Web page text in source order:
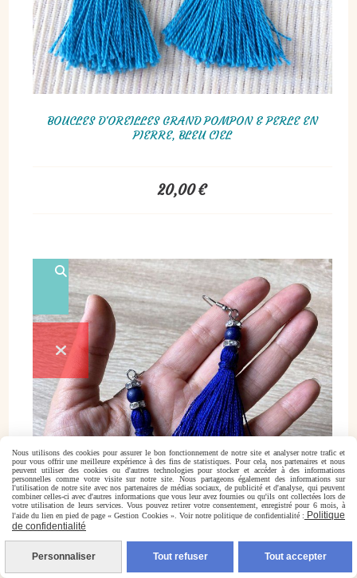
BOUCLES D'OREILLES GRAND POMPON & PERLE EN
PIERRE, BLEU CIEL
20,00€
Nous utilisons des cookies pour assurer le bon fonctionnement de notre site et analyser notre trafic et
pour vous offrir une meilleure expérience à des fins de statistiques. Pour cela, nos partenaires et nous
peuvent utiliser des cookies ou d'autres technologies pour stocker et accéder à des informations
personnelles comme votre visite sur notre site. Nous partageons également des informations sur
l'utilisation de notre site avec nos partenaires de médias sociaux, de publicité et d'analyse, qui peuvent
combiner celles-ci avec d'autres informations que vous leur avez fournies ou qu'ils ont collectées lors de
votre utilisation de leurs services. Vous pouvez retirer votre consentement, enregistré pour 6 mois, à
l'aide du lien en pied de page « Gestion Cookies ». Voir notre politique de confidentialité : Politique
de confidentialité
Personnaliser Tout refuser Tout accepter